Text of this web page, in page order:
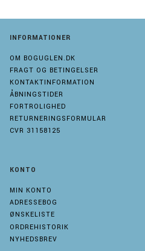
INFORMATIONER
OM BOGUGLEN.DK
FRAGT OG BETINGELSER
KONTAKTINFORMATION
ÅBNINGSTIDER
FORTROLIGHED
RETURNERINGSFORMULAR
CVR 31158125
KONTO
MIN KONTO
ADRESSEBOG
ØNSKELISTE
ORDREHISTORIK
NYHEDSBREV